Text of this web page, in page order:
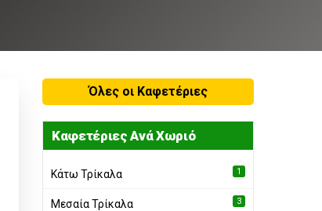
Όλες οι Kαφετέριες
Καφετέριες Ανά Χωριό
Κάτω Τρίκαλα 1
Μεσαία Τρίκαλα 3